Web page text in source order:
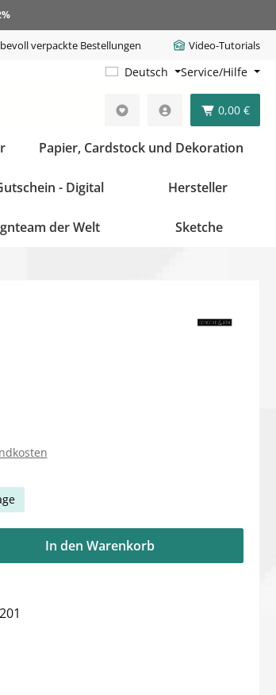
verpackte Bestellungen Video-Tutorials
Deutsch Service/Hilfe
0,00 €
Papier, Cardstock und Dekoration
- Digital Hersteller
der Welt Sketche
In den Warenkorb